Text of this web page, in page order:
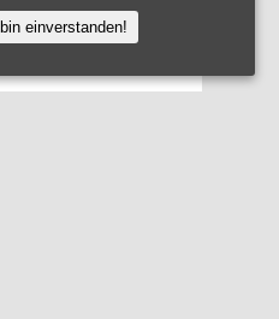
einverstanden!